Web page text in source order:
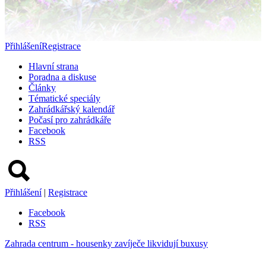
PřihlášeníRegistrace
Hlavní strana
Poradna a diskuse
Články
Tématické speciály
Zahrádkářský kalendář
Počasí pro zahrádkáře
Facebook
RSS
Přihlášení | Registrace
Facebook
RSS
Zahrada centrum - housenky zavíječe likvidují buxusy